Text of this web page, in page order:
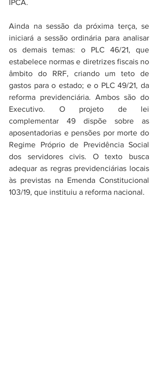
IPCA.
Ainda na sessão da próxima terça, se
iniciará a sessão ordinária para analisar
os demais temas: o PLC 46/21, que
estabelece normas e diretrizes fiscais no
âmbito do RRF, criando um teto de
gastos para o estado; e o PLC 49/21, da
reforma previdenciária. Ambos são do
Executivo. O projeto de lei
complementar 49 dispõe sobre as
aposentadorias e pensões por morte do
Regime Próprio de Previdência Social
dos servidores civis. O texto busca
adequar as regras previdenciárias locais
às previstas na Emenda Constitucional
103/19, que instituiu a reforma nacional.